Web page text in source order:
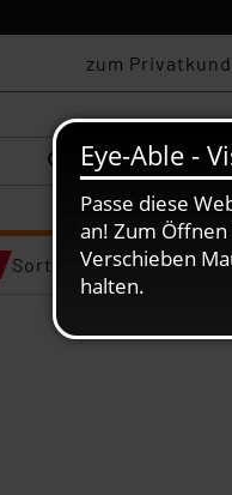
zum
Sortiments-Deals